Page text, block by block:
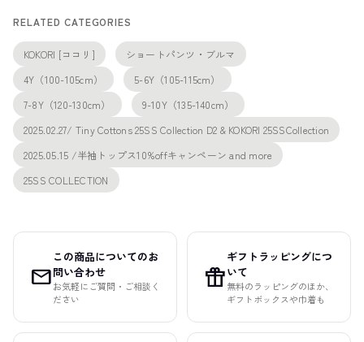
RELATED CATEGORIES
KOKORI [ココリ]
ショートパンツ・ブルマ
4Y（100-105cm）
5-6Y（105-115cm）
7-8Y（120-130cm）
9-10Y（135-140cm）
2025.02.27/ Tiny Cottons 25SS Collection D2 & KOKORI 25SSCollection
2025.05.15 /半袖トップス10%offキャンペーン and more
25SS COLLECTION
mail
この商品についてのお
問い合わせ
お気軽にご質問・ご相談く
ださい
featured_seasonal_and_gifts
ギフトラッピングにつ
いて
無料のラッピングのほか、
ギフトボックスや巾着も